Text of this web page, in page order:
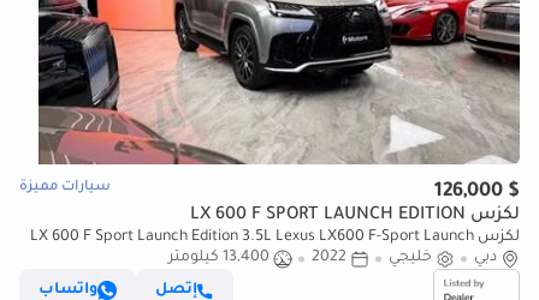
$ 126,000 سيارات مميزة
لكزس LX 600 F SPORT LAUNCH EDITION
لكزس LX 600 F Sport Launch Edition 3.5L Lexus LX600 F-Sport Launch
Edition - 2022
دبي خليجي 2022
13,400 كيلومتر
إتصل
واتساب